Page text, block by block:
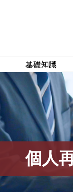
個人
基礎知識